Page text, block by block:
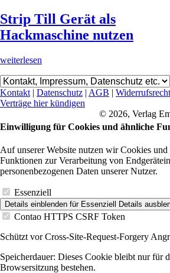
Strip Till Gerät als
Hackmaschine nutzen
weiterlesen
Kontakt | Datenschutz | AGB | Widerrufsrecht
Verträge hier kündigen
© 2026, Verlag
Einwilligung für Cookies und ähnliche
Auf unserer Website nutzen wir Cookies und
Funktionen zur Verarbeitung von
personenbezogenen Daten unserer Nutzer.
Essenziell
Details einblenden für Essenziell Details
Contao HTTPS CSRF Token
Schützt vor Cross-Site-Request-Forgery
Speicherdauer: Dieses Cookie bleibt nur für
Browsersitzung bestehen.